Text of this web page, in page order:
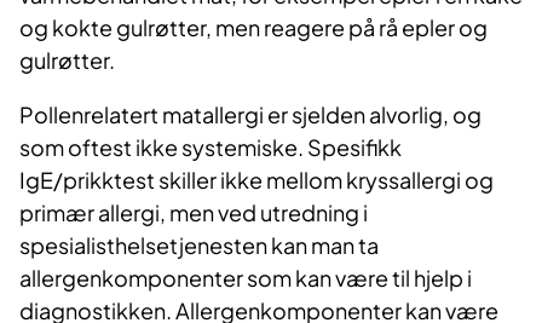
og kokte gulrøtter, men reagere på rå epler og
gulrøtter.
Pollenrelatert matallergi er sjelden alvorlig, og
som oftest ikke systemiske. Spesifikk
IgE/prikktest skiller ikke mellom kryssallergi og
primær allergi, men ved utredning i
spesialisthelsetjenesten kan man ta
allergenkomponenter som kan være til hjelp i
diagnostikken. Allergenkomponenter kan være